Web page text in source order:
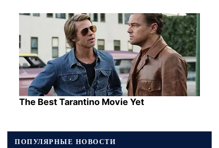
The Best Tarantino Movie Yet
ПОПУЛЯРНЫЕ НОВОСТИ